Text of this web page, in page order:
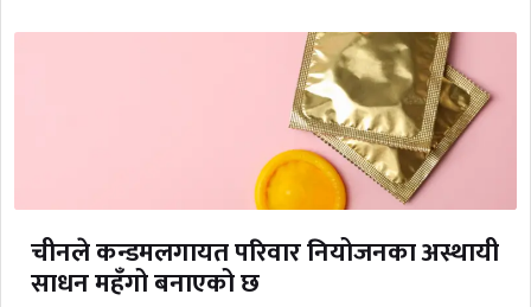
चीनले कन्डमलगायत परिवार नियोजनका अस्थायी
साधन महँगो बनाएको छ